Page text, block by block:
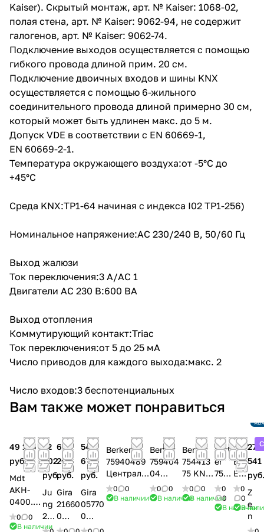
Kaiser). Скрытый монтаж, арт. № Kaiser: 1068-02,
полая стена, арт. № Kaiser: 9062-94, не содержит
галогенов, арт. № Kaiser: 9062-74.
Подключение выходов осуществляется с помощью
гибкого провода длиной прим. 20 см.
Подключение двоичных входов и шины KNX
осуществляется с помощью 6-жильного
соединительного провода длиной примерно 30 см,
который может быть удлинен макс. до 5 м.
Допуск VDE в соответствии с EN 60669-1,
EN 60669-2-1.
Температура окружающего воздуха:от -5°C до
+45°C
Среда KNX:TP1-64 начиная с индекса I02 TP1-256)
Номинальное напряжение:AC 230/240 В, 50/60 Гц
Выход жалюзи
Ток переключения:3 A/AC 1
Двигатели AC 230 В:600 ВА
Выход отопления
Коммутирующий контакт:Triac
Ток переключения:от 5 до 25 мA
Число приводов для каждого выхода:макс. 2
Число входов:3 беспотенциальных
Вам также может понравиться
49 135
руб.
Mdt
AKH-
0400.0
3
Привод
0
0
В наличии
52
802
руб.
Ju
ng
233
6R
61
203
руб.
Gira
21660
0
Устро
54
670
руб.
Gira
05770
0
Темпе
Berker
75940489
Централь
ная плата
для
0
0
В наличии
Berker
759404
04
Центра
льная
0
0
В наличии
Berker
754413
75 KNX
CO2-
Датчик
0
0
В наличии
Berk
er
7531
620
3
Исп
0
0
В наличии
AB
B
ER
/U
1.1
Эл
0
0
В
27
541
руб.
Z
e
n
n